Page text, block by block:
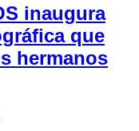
inaugura
que
hermanos